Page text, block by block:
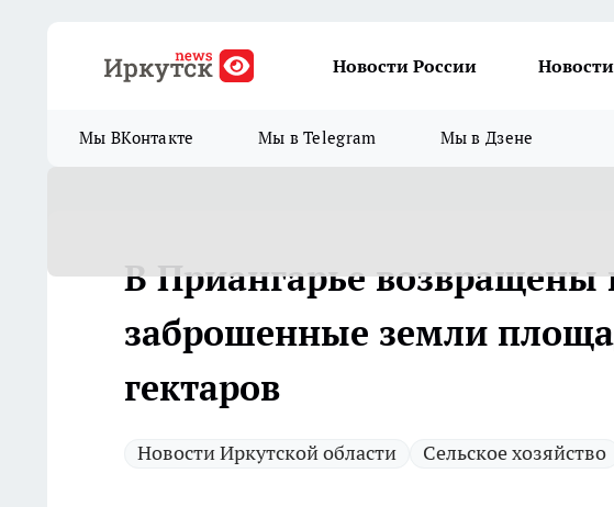
Новости России
Мы ВКонтакте Мы в Telegram Мы в Дзене
В Приангарье возвращены
заброшенные земли
гектаров
Новости Иркутской области Сельское хозяйство